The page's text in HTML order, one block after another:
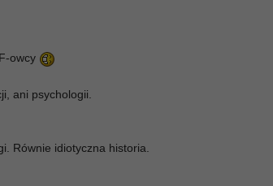
owcy
ani psychologii.
Równie idiotyczna historia.